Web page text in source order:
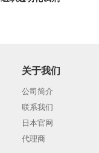
关于我们
公司简介
联系我们
日本官网
代理商